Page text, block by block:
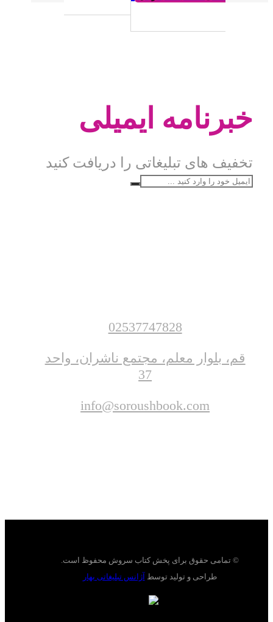
خبرنامه ایمیلی
تخفیف های تبلیغاتی را دریافت کنید
02537747828
قم، بلوار معلم، مجتمع ناشران، واحد
37
info@soroushbook.com
© تمامی حقوق برای پخش کتاب سروش محفوظ است.
طراحی و تولید توسط آژانس تبلیغاتی بهار